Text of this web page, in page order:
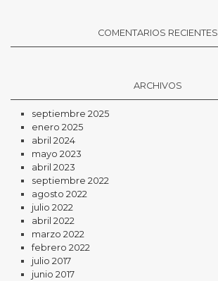
COMENTARIOS RECIENTES
ARCHIVOS
septiembre 2025
enero 2025
abril 2024
mayo 2023
abril 2023
septiembre 2022
agosto 2022
julio 2022
abril 2022
marzo 2022
febrero 2022
julio 2017
junio 2017